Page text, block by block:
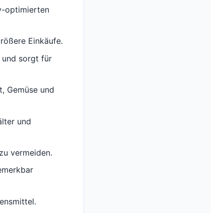
optimierten
Einkäufe.
und sorgt für
Gemüse und
und
vermeiden.